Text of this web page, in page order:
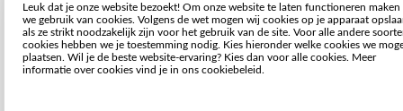
Leuk dat je onze website bezoekt! Om onze website te laten functioneren maken
we gebruik van cookies. Volgens de wet mogen wij cookies op je apparaat
als ze strikt noodzakelijk zijn voor het gebruik van de site. Voor alle andere
cookies hebben we je toestemming nodig. Kies hieronder welke cookies we
plaatsen. Wil je de beste website-ervaring? Kies dan voor alle cookies. Meer
informatie over cookies vind je in ons cookiebeleid.
Braille
Uitleg over leesvormen
Uitleg over aflevervormen
€ 6,00